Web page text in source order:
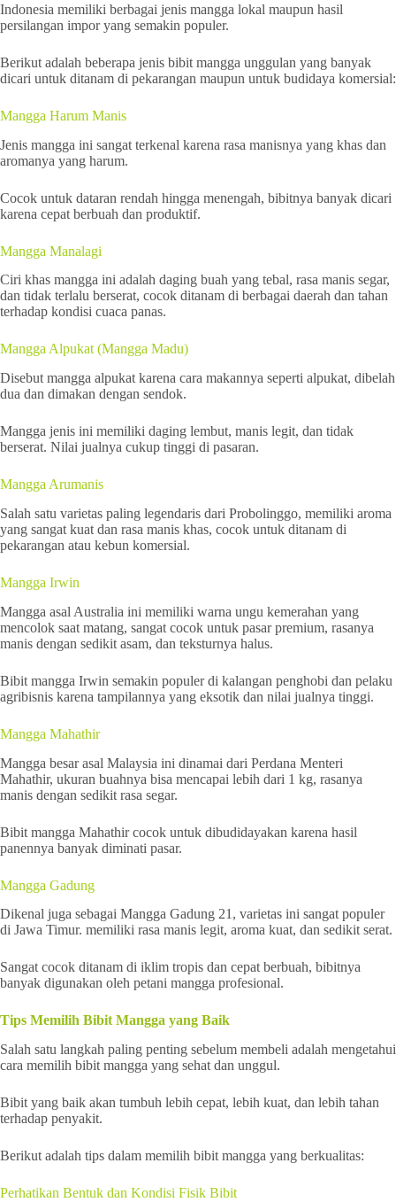
Indonesia memiliki berbagai jenis mangga lokal maupun hasil
persilangan impor yang semakin populer.
Berikut adalah beberapa jenis bibit mangga unggulan yang banyak
dicari untuk ditanam di pekarangan maupun untuk budidaya komersial:
Mangga Harum Manis
Jenis mangga ini sangat terkenal karena rasa manisnya yang khas dan
aromanya yang harum.
Cocok untuk dataran rendah hingga menengah, bibitnya banyak dicari
karena cepat berbuah dan produktif.
Mangga Manalagi
Ciri khas mangga ini adalah daging buah yang tebal, rasa manis segar,
dan tidak terlalu berserat, cocok ditanam di berbagai daerah dan tahan
terhadap kondisi cuaca panas.
Mangga Alpukat (Mangga Madu)
Disebut mangga alpukat karena cara makannya seperti alpukat, dibelah
dua dan dimakan dengan sendok.
Mangga jenis ini memiliki daging lembut, manis legit, dan tidak
berserat. Nilai jualnya cukup tinggi di pasaran.
Mangga Arumanis
Salah satu varietas paling legendaris dari Probolinggo, memiliki aroma
yang sangat kuat dan rasa manis khas, cocok untuk ditanam di
pekarangan atau kebun komersial.
Mangga Irwin
Mangga asal Australia ini memiliki warna ungu kemerahan yang
mencolok saat matang, sangat cocok untuk pasar premium, rasanya
manis dengan sedikit asam, dan teksturnya halus.
Bibit mangga Irwin semakin populer di kalangan penghobi dan pelaku
agribisnis karena tampilannya yang eksotik dan nilai jualnya tinggi.
Mangga Mahathir
Mangga besar asal Malaysia ini dinamai dari Perdana Menteri
Mahathir, ukuran buahnya bisa mencapai lebih dari 1 kg, rasanya
manis dengan sedikit rasa segar.
Bibit mangga Mahathir cocok untuk dibudidayakan karena hasil
panennya banyak diminati pasar.
Mangga Gadung
Dikenal juga sebagai Mangga Gadung 21, varietas ini sangat populer
di Jawa Timur. memiliki rasa manis legit, aroma kuat, dan sedikit serat.
Sangat cocok ditanam di iklim tropis dan cepat berbuah, bibitnya
banyak digunakan oleh petani mangga profesional.
Tips Memilih Bibit Mangga yang Baik
Salah satu langkah paling penting sebelum membeli adalah mengetahui
cara memilih bibit mangga yang sehat dan unggul.
Bibit yang baik akan tumbuh lebih cepat, lebih kuat, dan lebih tahan
terhadap penyakit.
Berikut adalah tips dalam memilih bibit mangga yang berkualitas:
Perhatikan Bentuk dan Kondisi Fisik Bibit